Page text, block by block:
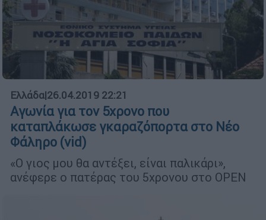
Ελλάδα|26.04.2019 22:21
Αγωνία για τον 5χρονο που
καταπλάκωσε γκαραζόπορτα στο Νέο
Φάληρο (vid)
«Ο γιος μου θα αντέξει, είναι παλικάρι»,
ανέφερε ο πατέρας του 5χρονου στο OPEN